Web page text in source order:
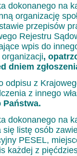
dokonanego na
organizację
przepisów
Rejestru
wpis do
,
dniem
odpisu z
z innego
Państwa.
dokonanego na
się listę osób
PESEL,
każdej z